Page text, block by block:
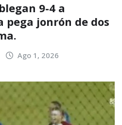
9-4 a
pega jonrón de dos
Ago 1, 2026